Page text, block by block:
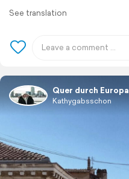
See translation
Quer durch Europa
Kathygabsschon